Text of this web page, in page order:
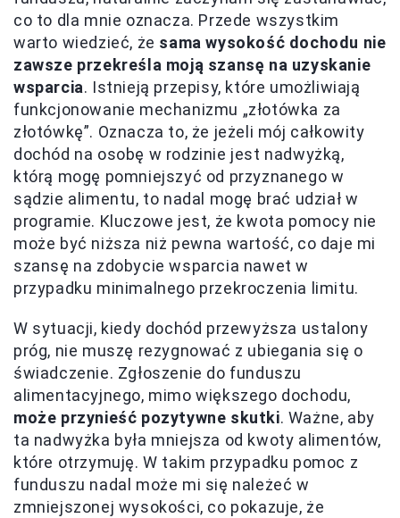
co to dla mnie oznacza. Przede wszystkim
warto wiedzieć, że sama wysokość dochodu nie
zawsze przekreśla moją szansę na uzyskanie
wsparcia. Istnieją przepisy, które umożliwiają
funkcjonowanie mechanizmu „złotówka za
złotówkę”. Oznacza to, że jeżeli mój całkowity
dochód na osobę w rodzinie jest nadwyżką,
którą mogę pomniejszyć od przyznanego w
sądzie alimentu, to nadal mogę brać udział w
programie. Kluczowe jest, że kwota pomocy nie
może być niższa niż pewna wartość, co daje mi
szansę na zdobycie wsparcia nawet w
przypadku minimalnego przekroczenia limitu.
W sytuacji, kiedy dochód przewyższa ustalony
próg, nie muszę rezygnować z ubiegania się o
świadczenie. Zgłoszenie do funduszu
alimentacyjnego, mimo większego dochodu,
może przynieść pozytywne skutki. Ważne, aby
ta nadwyżka była mniejsza od kwoty alimentów,
które otrzymuję. W takim przypadku pomoc z
funduszu nadal może mi się należeć w
zmniejszonej wysokości, co pokazuje, że